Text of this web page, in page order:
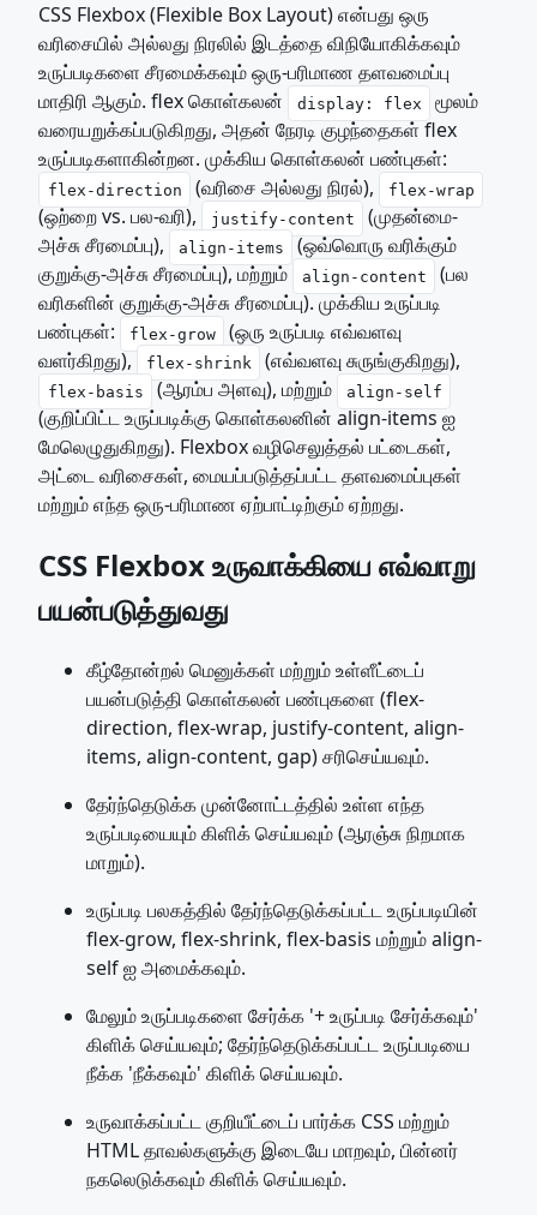
CSS Flexbox (Flexible Box Layout) என்பது ஒரு
வரிசையில் அல்லது நிரலில் இடத்தை விநியோகிக்கவும்
உருப்படிகளை சீரமைக்கவும் ஒரு-பரிமாண தளவமைப்பு
மாதிரி ஆகும். flex கொள்கலன்
display: flex
மூலம்
வரையறுக்கப்படுகிறது, அதன் நேரடி குழந்தைகள் flex
உருப்படிகளாகின்றன. முக்கிய கொள்கலன் பண்புகள்:
flex-direction (வரிசை அல்லது நிரல்), flex-wrap
(ஒற்றை vs. பல-வரி), justify-content
(முதன்மை-
அச்சு சீரமைப்பு),
align-items
(ஒவ்வொரு வரிக்கும்
குறுக்கு-அச்சு சீரமைப்பு), மற்றும்
align-content
(பல
வரிகளின் குறுக்கு-அச்சு சீரமைப்பு). முக்கிய உருப்படி
பண்புகள்:
flex-grow
(ஒரு உருப்படி எவ்வளவு
வளர்கிறது),
flex-shrink (எவ்வளவு சுருங்குகிறது),
flex-basis (ஆரம்ப அளவு), மற்றும் align-self
(குறிப்பிட்ட உருப்படிக்கு கொள்கலனின் align-items ஐ
மேலெழுதுகிறது). Flexbox வழிசெலுத்தல் பட்டைகள்,
அட்டை வரிசைகள், மையப்படுத்தப்பட்ட தளவமைப்புகள்
மற்றும் எந்த ஒரு-பரிமாண ஏற்பாட்டிற்கும் ஏற்றது.
CSS Flexbox உருவாக்கியை எவ்வாறு
பயன்படுத்துவது
கீழ்தோன்றல் மெனுக்கள் மற்றும் உள்ளீட்டைப்
பயன்படுத்தி கொள்கலன் பண்புகளை (flex-
direction, flex-wrap, justify-content, align-
items, align-content, gap) சரிசெய்யவும்.
தேர்ந்தெடுக்க முன்னோட்டத்தில் உள்ள எந்த
உருப்படியையும் கிளிக் செய்யவும் (ஆரஞ்சு நிறமாக
மாறும்).
உருப்படி பலகத்தில் தேர்ந்தெடுக்கப்பட்ட உருப்படியின்
flex-grow, flex-shrink, flex-basis மற்றும் align-
self ஐ அமைக்கவும்.
மேலும் உருப்படிகளை சேர்க்க '+ உருப்படி சேர்க்கவும்'
கிளிக் செய்யவும்; தேர்ந்தெடுக்கப்பட்ட உருப்படியை
நீக்க 'நீக்கவும்' கிளிக் செய்யவும்.
உருவாக்கப்பட்ட குறியீட்டைப் பார்க்க CSS மற்றும்
HTML தாவல்களுக்கு இடையே மாறவும், பின்னர்
நகலெடுக்கவும் கிளிக் செய்யவும்.